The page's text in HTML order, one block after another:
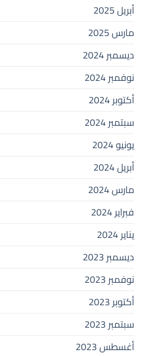
أبريل 2025
مارس 2025
ديسمبر 2024
نوفمبر 2024
أكتوبر 2024
سبتمبر 2024
يونيو 2024
أبريل 2024
مارس 2024
فبراير 2024
يناير 2024
ديسمبر 2023
نوفمبر 2023
أكتوبر 2023
سبتمبر 2023
أغسطس 2023